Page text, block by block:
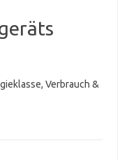
Verbrauch &